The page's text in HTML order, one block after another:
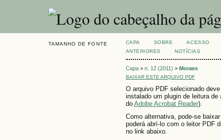
TAMANHO DE FONTE CAPA SOBRE
ACESSO
ANTERIORES
NOTÍCIAS
Capa> n. 12 (2011) > Moraes
BAIXAR ESTE ARQUIVO PDF
O arquivo PDF selecionado
instalado um plugin de leitura
do Adobe Acrobat Reader).
Como alternativa, pode-se
poderá abrí-lo com o leitor PDF
no link abaixo.